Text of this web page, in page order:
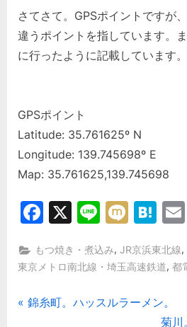
さてさて。GPSポイントですが
違うポイントを指しています。
に行ったように記載しています。
GPSポイント
Latitude: 35.761625º N
Longitude: 139.745698º E
Map: 35.761625,139.745698
Facebook
X LineMixi
もつ焼き・煮込み,JR京浜東北線,
東京メトロ南北線・埼玉高速鉄道, 都
投
P
錦糸町。ハッスルラーメン。
N
菊川